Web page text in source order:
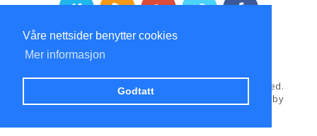
Våre nettsider benytter cookies
Mer informasjon
Godtatt
Personvernerklæring
Trygg Handel AS
All Rights Reserved.
Hosted and Developed by
Powered by